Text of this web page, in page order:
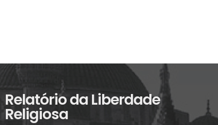
Relatório da Liberdade
Religiosa